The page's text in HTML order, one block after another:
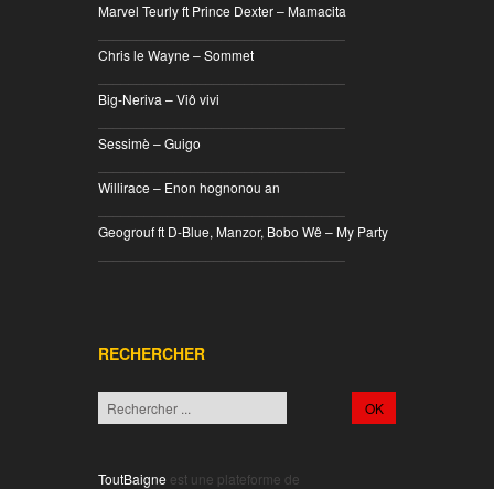
Marvel Teurly ft Prince Dexter – Mamacita
Chris le Wayne – Sommet
Big-Neriva – Viô vivi
Sessimè – Guigo
Willirace – Enon hognonou an
Geogrouf ft D-Blue, Manzor, Bobo Wê – My Party
RECHERCHER
ToutBaigne est une plateforme de